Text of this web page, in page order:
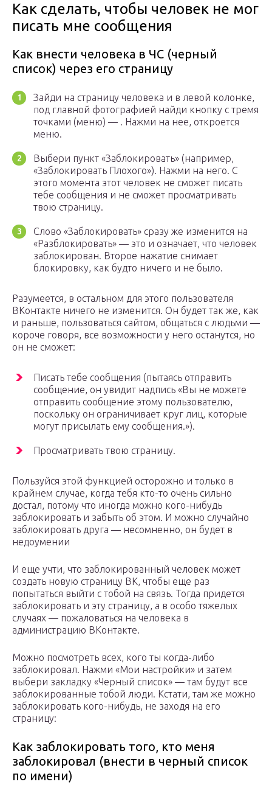
Как сделать, чтобы человек не мог
писать мне сообщения
Как внести человека в ЧС (черный
список) через его страницу
Зайди на страницу человека и в левой колонке,
под главной фотографией найди кнопку с тремя
точками (меню) — . Нажми на нее, откроется
меню.
Выбери пункт «Заблокировать» (например,
«Заблокировать Плохого»). Нажми на него. С
этого момента этот человек не сможет писать
тебе сообщения и не сможет просматривать
твою страницу.
Слово «Заблокировать» сразу же изменится на
«Разблокировать» — это и означает, что человек
заблокирован. Второе нажатие снимает
блокировку, как будто ничего и не было.
Разумеется, в остальном для этого пользователя
ВКонтакте ничего не изменится. Он будет так же, как
и раньше, пользоваться сайтом, общаться с людьми —
короче говоря, все возможности у него останутся, но
он не сможет:
Писать тебе сообщения (пытаясь отправить
сообщение, он увидит надпись «Вы не можете
отправить сообщение этому пользователю,
поскольку он ограничивает круг лиц, которые
могут присылать ему сообщения.»).
Просматривать твою страницу.
Пользуйся этой функцией осторожно и только в
крайнем случае, когда тебя кто-то очень сильно
достал, потому что иногда можно кого-нибудь
заблокировать и забыть об этом. И можно случайно
заблокировать друга — несомненно, он будет в
недоумении
И еще учти, что заблокированный человек может
создать новую страницу ВК, чтобы еще раз
попытаться выйти с тобой на связь. Тогда придется
заблокировать и эту страницу, а в особо тяжелых
случаях — пожаловаться на человека в
администрацию ВКонтакте.
Можно посмотреть всех, кого ты когда-либо
заблокировал. Нажми «Мои настройки» и затем
выбери закладку «Черный список» — там будут все
заблокированные тобой люди. Кстати, там же можно
заблокировать кого-нибудь, не заходя на его
страницу:
Как заблокировать того, кто меня
заблокировал (внести в черный список
по имени)